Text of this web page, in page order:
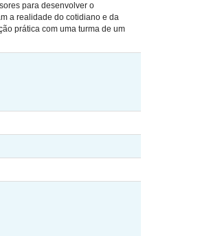
para desenvolver o
a realidade do cotidiano e da
prática com uma turma de um